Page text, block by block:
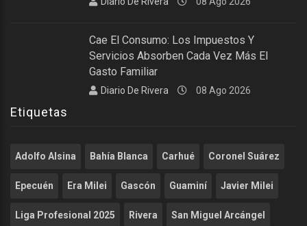
Cae El Consumo: Los Impuestos Y
Servicios Absorben Cada Vez Más El
Gasto Familiar
Diario De Rivera 08 Ago 2026
Etiquetas
Adolfo Alsina Bahía Blanca Carhué Coronel Suárez
Epecuén Era Milei Gascón Guaminí Javier Milei
Liga Profesional 2025 Rivera San Miguel Arcángel